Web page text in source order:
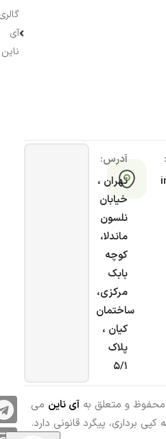
آی
ناین
آدرس:
تهران ،
خیابان
نلسون
ماندلا،
کوچه
بابک
مرکزی،
ساختمان
کیان ،
پلاک
۵/۱
و متعلق به آی ناین می
کپی برداری، پیگرد قانونی دارد.